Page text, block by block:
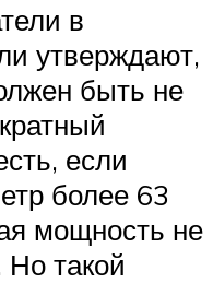
в
утверждают,
быть не
если
более 63
мощность не
такой